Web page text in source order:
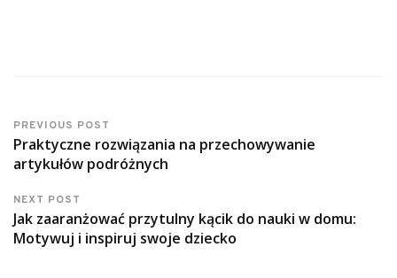
PREVIOUS POST
Praktyczne rozwiązania na przechowywanie
artykułów podróżnych
NEXT POST
Jak zaaranżować przytulny kącik do nauki w domu:
Motywuj i inspiruj swoje dziecko